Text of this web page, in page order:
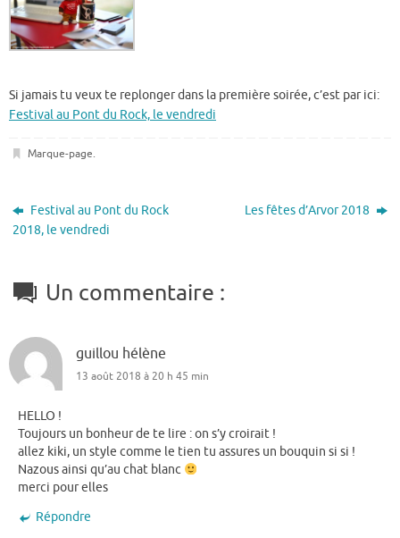
Si jamais tu veux te replonger dans la première soirée, c’est par ici:
Festival au Pont du Rock, le vendredi
Marque-page.
Festival au Pont du Rock
2018, le vendredi
Les fêtes d’Arvor 2018
Un commentaire :
guillou hélène
13 août 2018 à 20 h 45 min
HELLO !
Toujours un bonheur de te lire : on s’y croirait !
allez kiki, un style comme le tien tu assures un bouquin si si !
Nazous ainsi qu’au chat blanc
merci pour elles
Répondre